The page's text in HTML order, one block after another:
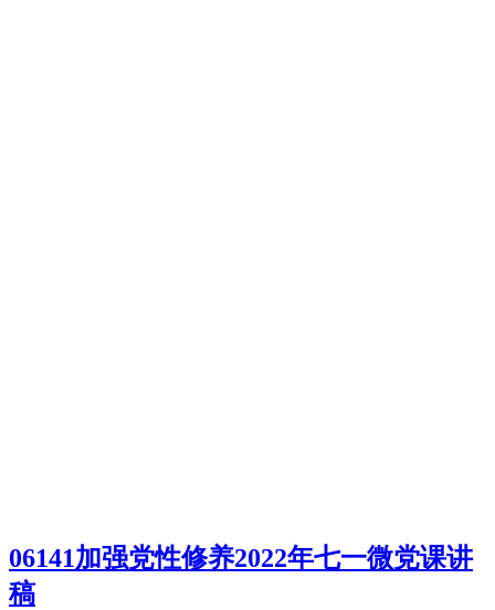
06141加强党性修养2022年七一微党课讲
稿